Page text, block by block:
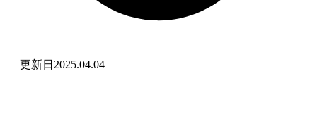
更新日 2025.04.04